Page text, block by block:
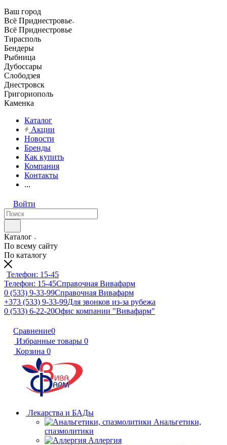
Ваш город
Всё Приднестровье
Всё Приднестровье
Тирасполь
Бендеры
Рыбница
Дубоссары
Слободзея
Днестровск
Григориополь
Каменка
Каталог
Акции
Новости
Бренды
Как купить
Компания
Контакты
...
Войти
Каталог
По всему сайту
По каталогу
Телефон: 15-45
Телефон: 15-45Справочная Вивафарм
0 (533) 9-33-99Справочная Вивафарм
+373 (533) 9-33-99Для звонков из-за рубежа
0 (533) 6-22-20Офис компании "Вивафарм"
Сравнение0
Избранные товары 0
Корзина 0
Лекарства и БАДы
Анальгетики,
спазмолитики
Аллергия